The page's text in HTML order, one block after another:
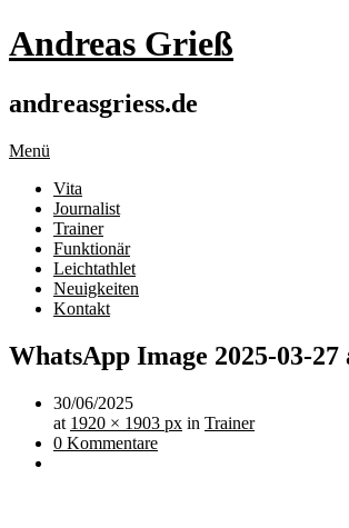
Andreas Grieß
andreasgriess.de
Menü
Vita
Journalist
Trainer
Funktionär
Leichtathlet
Neuigkeiten
Kontakt
WhatsApp Image 2025-03-27
30/06/2025
at 1920 × 1903 px in Trainer
0 Kommentare